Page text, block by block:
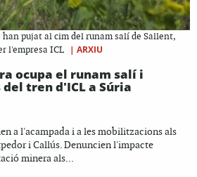
pujat al cim del runam salí de Sallent,
l'empresa ICL
| ARXIU
ocupa el runam salí i
tren d'ICL a Súria
a l'acampada i a les mobilitzacions als
i Callús. Denuncien l'impacte
minera als...